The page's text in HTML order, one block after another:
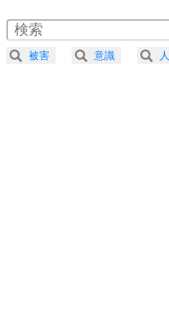
4 器の大き
プラス思考
2.0倍速 （470KB 2分0秒
2.5倍速 （376KB 1分36秒
3.0倍速 （314KB 1分20秒
被害 意識